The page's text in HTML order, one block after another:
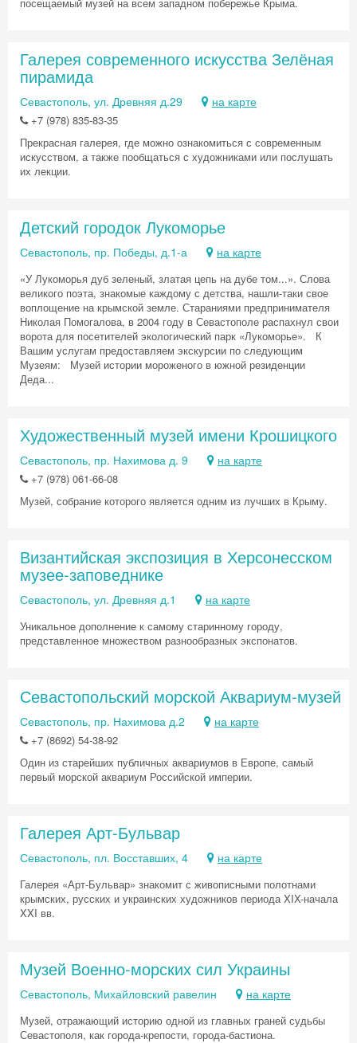
Галерея современного искусства Зелёная
пирамида
Севастополь, ул. Древняя д.29 на карте
+7 (978) 835-83-35
Прекрасная галерея, где можно ознакомиться с современным
искусством, а также пообщаться с художниками или послушать
их лекции.
Детский городок Лукоморье
Севастополь, пр. Победы, д.1-а на карте
«У Лукоморья дуб зеленый, златая цепь на дубе том...». Слова
великого поэта, знакомые каждому с детства, нашли-таки свое
воплощение на крымской земле. Стараниями предпринимателя
Николая Помогалова, в 2004 году в Севастополе распахнул свои
ворота для посетителей экологический парк «Лукоморье». К
Вашим услугам предоставляем экскурсии по следующим
Музеям: Музей истории мороженого в южной резиденции
Деда...
Художественный музей имени Крошицкого
Севастополь, пр. Нахимова д. 9 на карте
+7 (978) 061-66-08
Музей, собрание которого является одним из лучших в Крыму.
Византийская экспозиция в Херсонесском
музее-заповеднике
Севастополь, ул. Древняя д.1 на карте
Уникальное дополнение к самому старинному городу,
представленное множеством разнообразных экспонатов.
Севастопольский морской Аквариум-музей
Севастополь, пр. Нахимова д.2 на карте
+7 (8692) 54-38-92
Один из старейших публичных аквариумов в Европе, самый
первый морской аквариум Российской империи.
Галерея Арт-Бульвар
Севастополь, пл. Восставших, 4 на карте
Галерея «Арт-Бульвар» знакомит с живописными полотнами
крымских, русских и украинских художников периода XIX-начала
XXI вв.
Музей Военно-морских сил Украины
Севастополь, Михайловский равелин на карте
Музей, отражающий историю одной из главных граней судьбы
Севастополя, как города-крепости, города-бастиона.
Скидка −5%
Получить промокод